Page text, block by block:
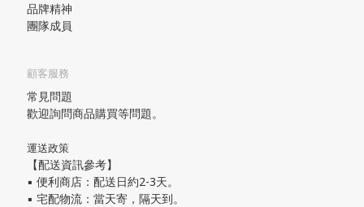
品牌精神
團隊成員
顧客服務
常見問題
歡迎詢問商品購買等問題。
運送政策
【配送資訊參考】
▪ 便利商店：配送日約2-3天。
▪ 宅配物流：當天寄，隔天到。